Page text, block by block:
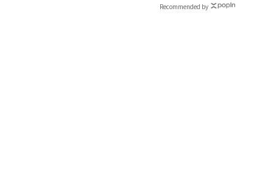
Recommended by